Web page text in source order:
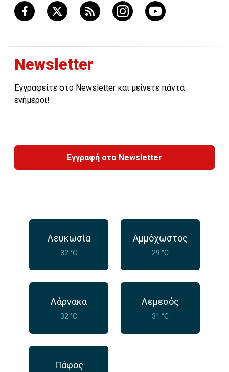
Newsletter
Εγγραφείτε στο Newsletter και μείνετε πάντα
ενήμεροι!
Εγγραφή στο Newsletter
Λευκωσία
32 °C
Αμμόχωστος
29 °C
Λάρνακα
32 °C
Λεμεσός
31 °C
Πάφος